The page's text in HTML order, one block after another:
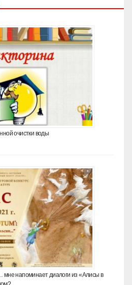
очистки воды
мне напоминает диалоги из «Алисы в